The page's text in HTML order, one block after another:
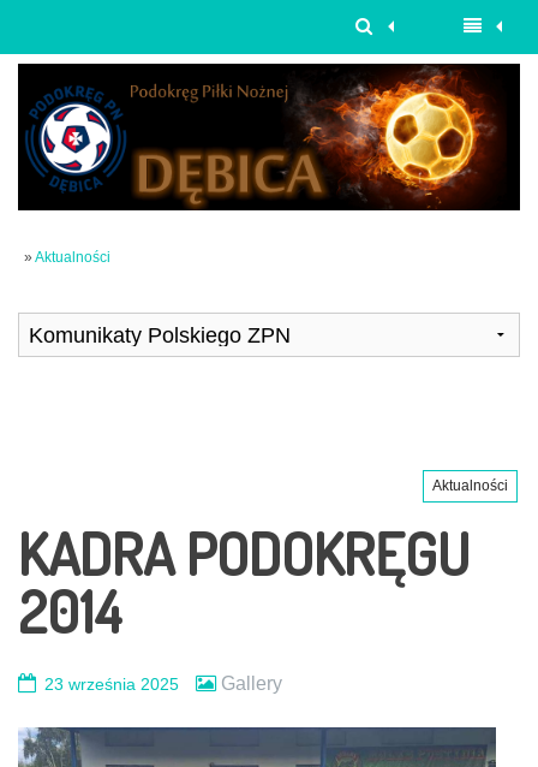
» Aktualności
Aktualności
KADRA PODOKRĘGU
2014
23 września 2025 Gallery